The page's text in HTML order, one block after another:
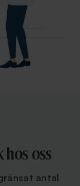
oss
antal